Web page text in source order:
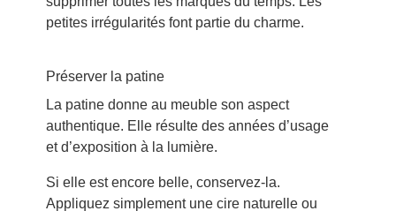
petites irrégularités font partie du charme.
Préserver la patine
La patine donne au meuble son aspect
authentique. Elle résulte des années d’usage
et d’exposition à la lumière.
Si elle est encore belle, conservez-la.
Appliquez simplement une cire naturelle ou